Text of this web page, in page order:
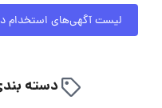
لیست آگهی‌های استخدام
دسته